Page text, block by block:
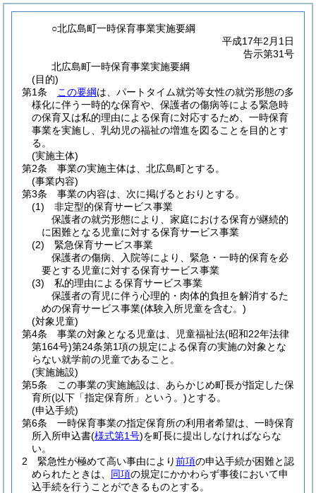
○北広島町一時保育事業実施要綱
平成17年2月1日
告示第31号
北広島町一時保育事業実施要綱
(目的)
第1条
この要綱は、パートタイム就労等女性の就労形態の多
様化に伴う一時的な保育や、保護者の傷病等による緊急時
の保育又は私的理由による保育に対応するため、一時保育
事業を実施し、乳幼児の福祉の増進を図ることを目的とす
る。
(実施主体)
第2条
事業の実施主体は、北広島町とする。
(事業内容)
第3条
事業の内容は、次に掲げるとおりとする。
(1)
非定型的保育サービス事業
保護者の就労形態により、家庭における保育が継続的
に困難となる児童に対する保育サービス事業
(2)
緊急保育サービス事業
保護者の傷病、入院等により、緊急・一時的保育を必
要とする児童に対する保育サービス事業
(3)
私的理由による保育サービス事業
保護者の育児に伴う心理的・肉体的負担を解消するた
めの保育サービス事業(体験入所児童を含む。)
(対象児童)
第4条
事業の対象となる児童は、児童福祉法(昭和22年法律
第164号)第24条第1項の規定による保育の実施の対象とな
らない就学前の児童であること。
(実施施設)
第5条
この事業の実施施設は、あらかじめ町長が指定した保
育所(以下「指定保育所」という。)とする。
(申込手続)
第6条
一時保育事業の指定保育所の利用者希望は、一時保育
所入所申込書(様式第1号)を町長に提出しなければならな
い。
2
緊急性が極めて高い事由により前項の申込手続が困難と認
められたときは、 同項の規定にかかわらず事後において申
込手続を行うことができるものとする。